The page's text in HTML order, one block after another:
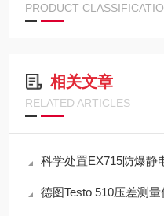
PRODUCT
相关文章
RELATED ARTICLES
科学处置EX715防爆静电测
德图Testo 510压差测